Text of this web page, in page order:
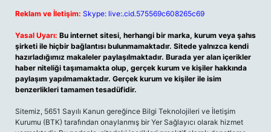
Reklam ve İletişim: Skype: live:.cid.575569c608265c69
Yasal Uyarı: Bu internet sitesi, herhangi bir marka, kurum veya şahıs
şirketi ile hiçbir bağlantısı bulunmamaktadır. Sitede yalnızca kendi
hazırladığımız makaleler paylaşılmaktadır. Burada yer alan içerikler
haber niteliği taşımamakta olup, gerçek kurum ve kişiler hakkında
paylaşım yapılmamaktadır. Gerçek kurum ve kişiler ile isim
benzerlikleri tamamen tesadüfidir.
Sitemiz, 5651 Sayılı Kanun gereğince Bilgi Teknolojileri ve İletişim
Kurumu (BTK) tarafından onaylanmış bir Yer Sağlayıcı olarak hizmet